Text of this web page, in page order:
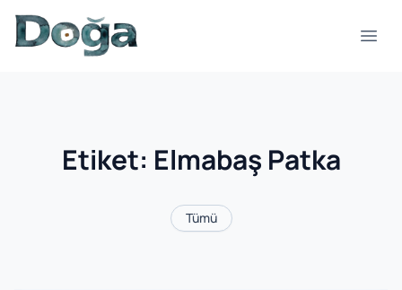
İçeriğe geç
Etiket: Elmabaş Patka
Tümü